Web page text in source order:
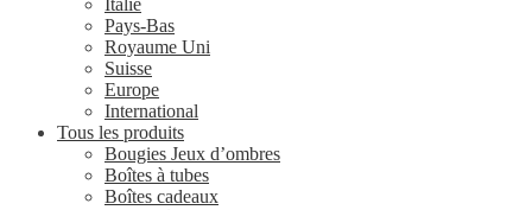
Italie
Pays-Bas
Royaume Uni
Suisse
Europe
International
Tous les produits
Bougies Jeux d’ombres
Boîtes à tubes
Boîtes cadeaux